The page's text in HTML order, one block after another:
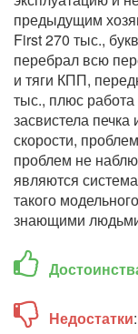
предыдущим
First 270 тыс.,
перебрал всю
и тяги КПП,
тыс., плюс
засвистела печка
скорости,
проблем не
являются
такого
знающими
Недостатки